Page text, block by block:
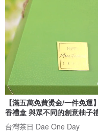
【滿五萬免費燙金/一件免運
香禮盒 與眾不同的創意柚子
台灣茶日 Dae One Day